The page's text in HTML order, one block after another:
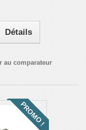
Détails
au comparateur
PROMO !